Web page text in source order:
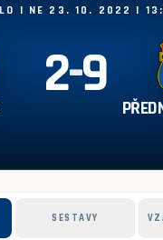
| NE 23. 10. 2022 |
2-9
SESTAVY